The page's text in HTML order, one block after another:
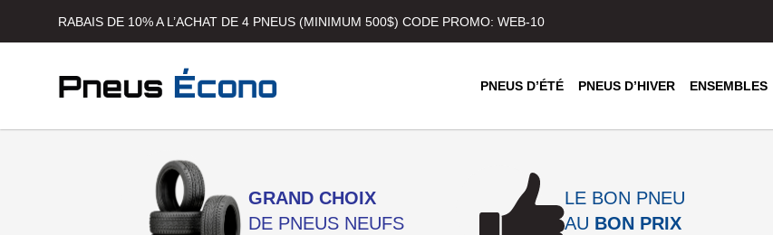
RABAIS DE 10% A L’ACHAT DE 4 PNEUS (MINIMUM 500$) CODE PROMO: WEB-10
PNEUS D’ÉTÉ PNEUS D’HIVER ENSEMBLES
GRAND CHOIX
DE PNEUS NEUFS
LE BON PNEU
AU BON PRIX